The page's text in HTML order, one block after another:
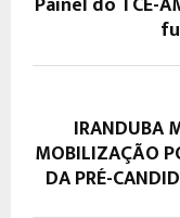
IRANDUBA
MOBILIZAÇÃO
DA PRÉ-